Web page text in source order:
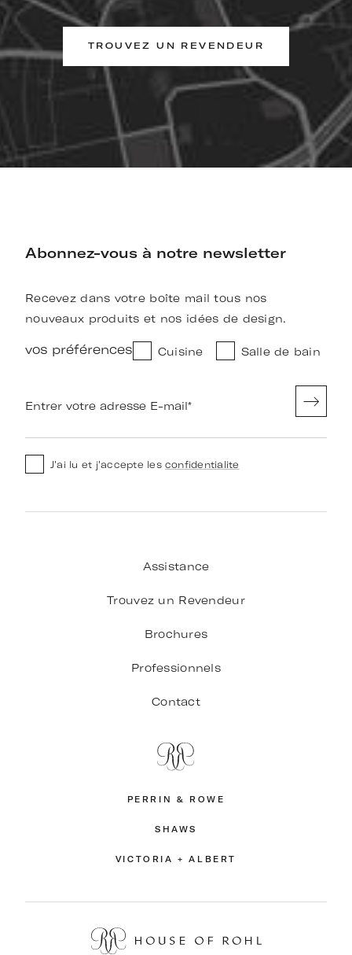
TROUVEZ UN REVENDEUR
Abonnez-vous à notre newsletter
Recevez dans votre boîte mail tous nos
nouveaux produits et nos idées de design.
vos préférences Cuisine Salle de bain
Entrer votre adresse E-mail*
J'ai lu et j'accepte les confidentialite
Assistance
Trouvez un Revendeur
Brochures
Professionnels
Contact
PERRIN & ROWE
SHAWS
VICTORIA + ALBERT